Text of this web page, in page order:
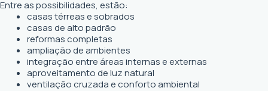
Entre as possibilidades, estão:
casas térreas e sobrados
casas de alto padrão
reformas completas
ampliação de ambientes
integração entre áreas internas e externas
aproveitamento de luz natural
ventilação cruzada e conforto ambiental